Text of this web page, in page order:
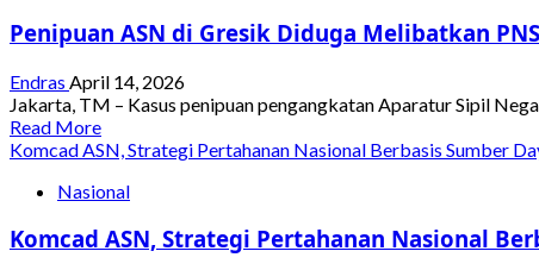
Gaji
dan
ASN
Sulit
Naik,
Prabowo:
Kebocoran
Negara
Penipuan ASN di Gresik Diduga Melibatkan
Endras April 14, 2026
Jakarta, TM – Kasus penipuan pengangkatan Aparatur Sipil
Read MoreRead
more
Penipuan
di
Komcad ASN, Strategi Pertahanan Nasional Berbasis Sumber
Nasional
Komcad ASN, Strategi Pertahanan Nasional